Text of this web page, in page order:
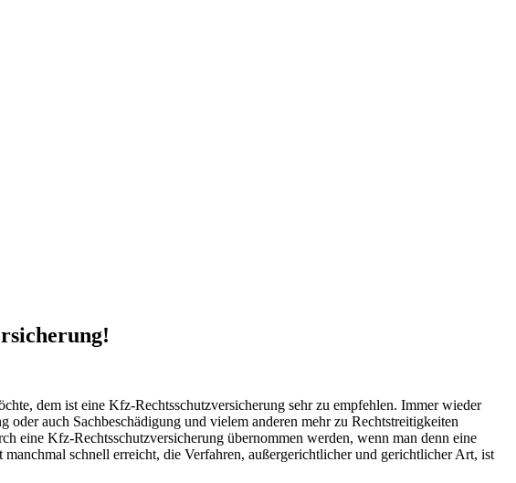
dem ist eine Kfz-Rechtsschutzversicherung sehr zu empfehlen. Immer wieder
auch Sachbeschädigung und vielem anderen mehr zu Rechtstreitigkeiten
eine Kfz-Rechtsschutzversicherung übernommen werden, wenn man denn eine
manchmal schnell erreicht, die Verfahren, außergerichtlicher und gerichtlicher Art, ist